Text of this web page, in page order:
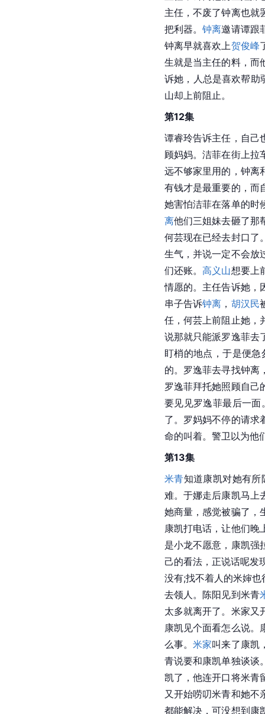
主任，不废了钟离也就
把利器。钟离邀请谭跟
钟离早就喜欢上贺俊峰
生就是当主任的料，而
诉她，人总是喜欢帮
山却上前阻止。
第12集
谭睿玲告诉主任，自己
顾妈妈。洁菲在街上拉
远不够家里用的，钟离
有钱才是最重要的，而
她害怕洁菲在落单的时
离他们三姐妹去砸了那
何芸现在已经去封口了
生气，并说一定不会放
们还账。高义山想要上
情愿的。主任告诉她，
串子告诉钟离 ， 胡汉民
任，何芸上前阻止她，
说那就只能派罗逸菲去
盯梢的地点，于是便
的。罗逸菲去寻找钟离
罗逸菲拜托她照顾自己
要见见罗逸菲最后一
了。罗妈妈不停的请求
命的叫着。警卫以为他
第13集
米青知道康凯对她有
难。于娜走后康凯马上
她商量，感觉被骗了，
康凯打电话，让他们晚
是小龙不愿意，康凯强
己的看法，正说话呢发
没有;找不着人的米婶
去领人。陈阳见到米青
太多就离开了。米家又
康凯见个面看怎么说。
么事。米家叫来了康凯
青说要和康凯单独谈谈
凯了，他连开口将米青
又开始唠叨米青和她不
都能解决，可没想到康